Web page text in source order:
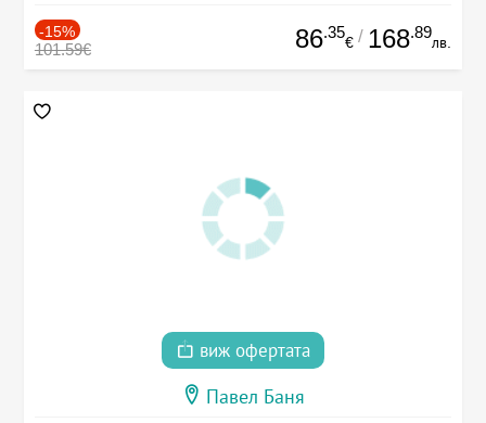
-15%
101.59€ 86.35
€ / 168.89
лв.
виж офертата
Павел Баня